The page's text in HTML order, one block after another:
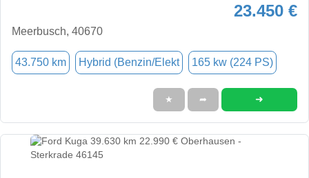
23.450 €
Meerbusch, 40670
43.750 km Hybrid (Benzin/Elekt 165 kw (224 PS)
★ ➦ ➜